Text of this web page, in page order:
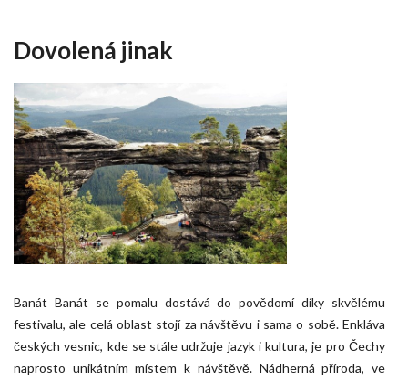
Dovolená jinak
Banát Banát se pomalu dostává do povědomí díky skvělému
festivalu, ale celá oblast stojí za návštěvu i sama o sobě. Enkláva
českých vesnic, kde se stále udržuje jazyk i kultura, je pro Čechy
naprosto unikátním místem k návštěvě. Nádherná příroda, ve